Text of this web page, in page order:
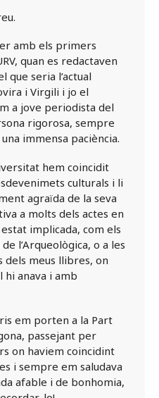
amb els primers
quan es redactaven
que seria l’actual
i Virgili i jo el
a jove periodista del
rigorosa, sempre
immensa paciència.
hem coincidit
culturals i li
agraïda de la seva
a molts dels actes en
implicada, com els
l’Arqueològica, o a les
dels meus llibres, on
anava i amb
em porten a la Part
passejant per
on haviem coincidint
i sempre em saludava
afable i de bonhomia,